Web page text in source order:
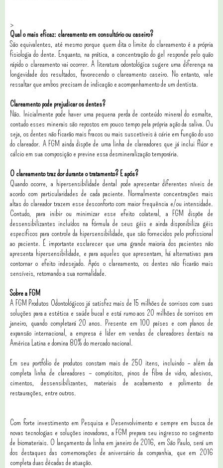
>
Qual o mais eficaz: clareamento em consultório ou caseiro?
São equivalentes, até mesmo porque quem dita o limite do clareamento é a própria
fisiologia do dente. Enquanto, na prática, a concentração do gel responde pelo quão
rápido o clareamento vai ocorrer. A literatura odontológica sugere uma diferença na
longevidade dos resultados, favorecendo o clareamento caseiro. No entanto, vale
ressaltar que ambos precisam de indicação e acompanhamento de um dentista.
Clareamento pode prejudicar os dentes?
Não. Inicialmente pode haver uma pequena perda de conteúdo mineral do esmalte,
contudo esses minerais são repostos em pouco tempo pela própria ação da saliva. Ou
seja, os dentes não ficarão mais fracos ou mais suscetíveis à cárie em função do uso
do clareador. A FGM ainda dispõe de uma linha de clareadores que já inclui flúor e
cálcio em sua composição e previne essa desmineralização temporária.
O clareamento traz dor durante o tratamento? E após?
Quando ocorre, a hipersensibilidade dental pode apresentar diferentes níveis de
acordo com particularidades de cada paciente. Normalmente concentrações mais
altas do clareador trazem esse desconforto com maior frequência e/ou intensidade.
Contudo, para inibir ou minimizar esse efeito colateral, a FGM dispõe de
dessensibilizantes incluídos na fórmula de seus géis e ainda disponibiliza géis
específicos para controle da hipersensibilidade, que são fornecidos pelo profissional
ao paciente. É importante esclarecer que uma grande maioria dos pacientes não
apresenta hipersensibilidade, e para aqueles que apresentam, há alternativas para
contornar o efeito indesejado. Após o clareamento, os dentes não ficarão mais
sensíveis, retomando a sua normalidade.
Sobre a FGM
A FGM Produtos Odontológicos já satisfez mais de 15 milhões de sorrisos com suas
soluções para a estética e saúde bucal e está rumo aos 20 milhões de sorrisos em
janeiro, quando completará 20 anos. Presente em 100 países e com planos de
expansão internacional, a empresa é líder em vendas de clareadores dentais na
América Latina e domina 80% do mercado nacional.
Em seu portfólio de produtos constam mais de 250 itens, incluindo – além da
completa linha de clareadores – compósitos, pinos de fibra de vidro, adesivos,
cimentos, dessensibilizantes, materiais de acabamento e polimento de
restaurações, entre outros.
Com forte investimento em Pesquisa e Desenvolvimento e sempre em busca de
novas tecnologias e soluções inovadoras, a FGM prepara seu ingresso no segmento
de biomateriais. O lançamento da linha em janeiro de 2016, em São Paulo, será um
dos destaques das comemorações de aniversário da companhia, que em 2016
completa duas décadas de atuação.